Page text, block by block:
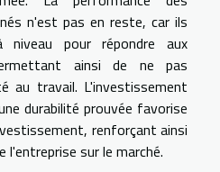
n'est pas en reste, car ils
pour répondre aux
ainsi de ne pas
au travail. L'investissement
durabilité prouvée favorise
renforçant ainsi
sur le marché.